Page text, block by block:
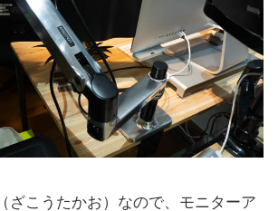
ざこうたかお）なので、モニターア